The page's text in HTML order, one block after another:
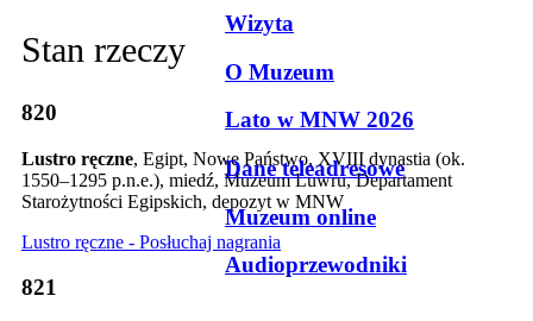
Wizyta
O Muzeum
Lato w MNW 2026
Dane teleadresowe
Muzeum online
Audioprzewodniki
Stan rzeczy
820
Lustro ręczne, Egipt, Nowe Państwo, XVIII dynastia (ok.
1550–1295 p.n.e.), miedź, Muzeum Luwru, Departament
Starożytności Egipskich, depozyt w MNW
Lustro ręczne - Posłuchaj nagrania
821